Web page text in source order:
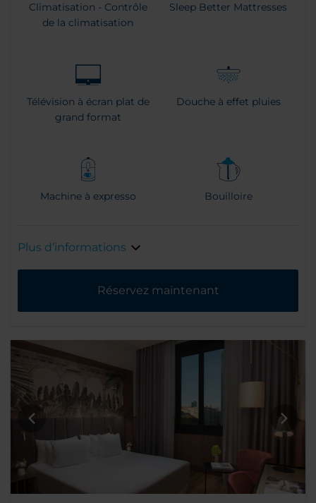
Climatisation - Contrôle
de la climatisation
Sleep Better Mattresses
Télévision à écran plat de
grand format
Douche à effet pluies
Machine à expresso Bouilloire
Plus d’informations
Réservez maintenant